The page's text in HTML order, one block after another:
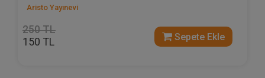
Aristo Yayınevi
250 TL
150 TL Sepete Ekle